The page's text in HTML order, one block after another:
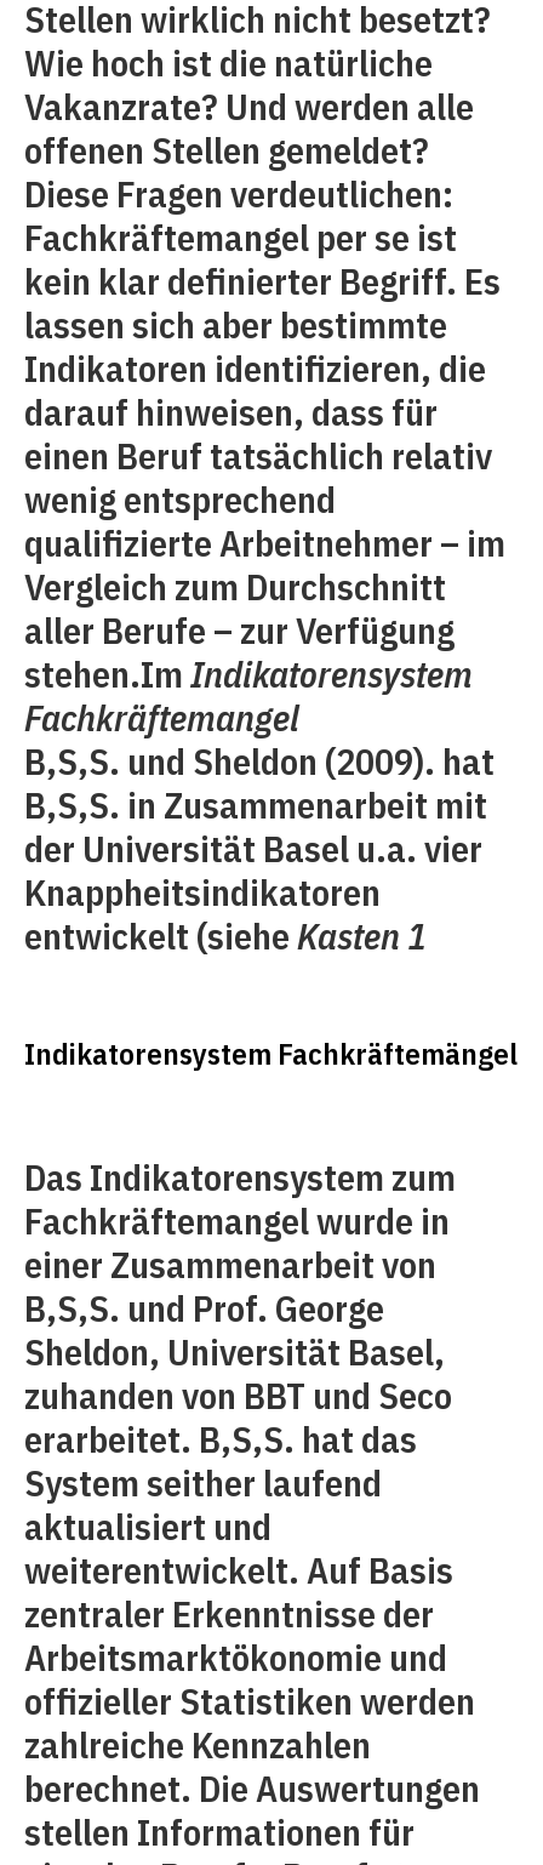
Stellen wirklich nicht besetzt?
Wie hoch ist die natürliche
Vakanzrate? Und werden alle
offenen Stellen gemeldet?
Diese Fragen verdeutlichen:
Fachkräftemangel per se ist
kein klar definierter Begriff. Es
lassen sich aber bestimmte
Indikatoren identifizieren, die
darauf hinweisen, dass für
einen Beruf tatsächlich relativ
wenig entsprechend
qualifizierte Arbeitnehmer – im
Vergleich zum Durchschnitt
aller Berufe – zur Verfügung
stehen.ImIndikatorensystem
Fachkräftemangel
B,S,S. und Sheldon (2009). hat
B,S,S. in Zusammenarbeit mit
der Universität Basel u.a. vier
Knappheitsindikatoren
entwickelt (sieheKasten 1
Indikatorensystem Fachkräftemängel
Das Indikatorensystem zum
Fachkräftemangel wurde in
einer Zusammenarbeit von
B,S,S. und Prof. George
Sheldon, Universität Basel,
zuhanden von BBT und Seco
erarbeitet. B,S,S. hat das
System seither laufend
aktualisiert und
weiterentwickelt. Auf Basis
zentraler Erkenntnisse der
Arbeitsmarktökonomie und
offizieller Statistiken werden
zahlreiche Kennzahlen
berechnet. Die Auswertungen
stellen Informationen für